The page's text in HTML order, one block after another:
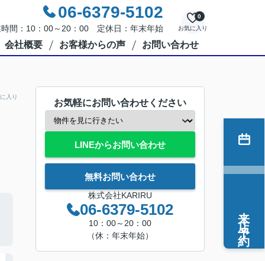
06-6379-5102
間：10：00～20：00 定休日：年末年始 お気に入り
0
会社概要 お客様からの声 お問い合わせ
入り
お気軽にお問い合わせください
LINEからお問い合わせ
無料お問い合わせ
株式会社KARIRU
06-6379-5102
10：00～20：00
（休：年末年始）
来店予約